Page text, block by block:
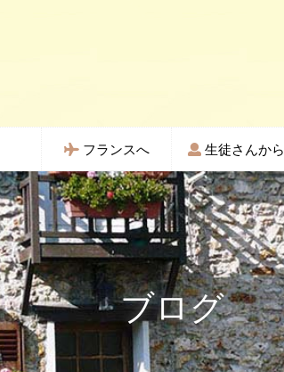
フランスへ 生徒さんから
ブログ